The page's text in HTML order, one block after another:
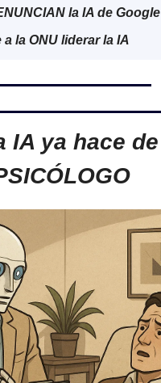
la IA de Google
la ONU liderar la IA
IA ya hace de